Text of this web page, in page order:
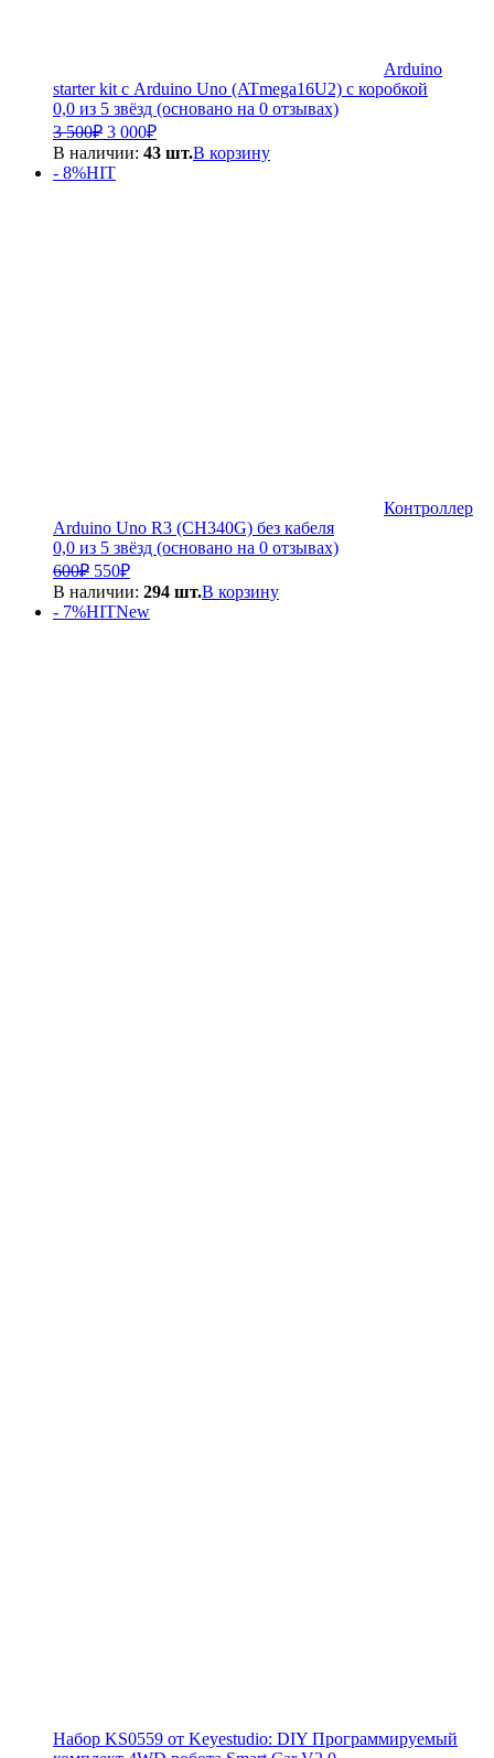
Arduino
starter kit с Arduino Uno (ATmega16U2) с коробкой
0,0 из 5 звёзд (основано на 0 отзывах)
3 500₽ Первоначальная
цена
составляла
3
3 000₽Текущая
цена:
В наличии: 43 шт.В корзину
- 8%HIT
Контроллер
Arduino Uno R3 (CH340G) без кабеля
0,0 из 5 звёзд (основано на 0 отзывах)
600₽ Первоначальная
цена
составляла
550₽Текущая
цена:
550₽.
В наличии: 294 шт.В корзину
- 7%HITNew
Набор KS0559 от Keyestudio: DIY Программируемый